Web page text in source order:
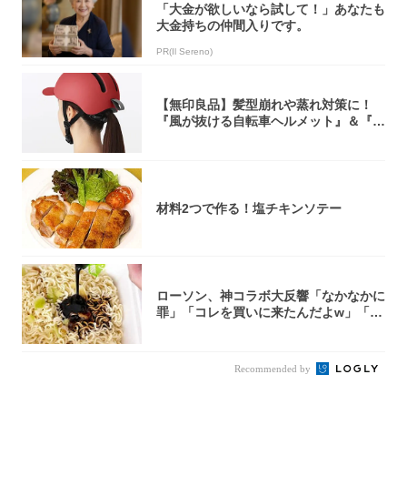
「大金が欲しいなら試して！」あなたも
大金持ちの仲間入りです。
PR(Il Sereno)
【無印良品】髪型崩れや蒸れ対策に！
『風が抜ける自転車ヘルメット』＆『2
材料2つで作る！塩チキンソテー
ローソン、神コラボ大反響「なかなかに
罪」「コレを買いに来たんだよw」「３
Recommended by